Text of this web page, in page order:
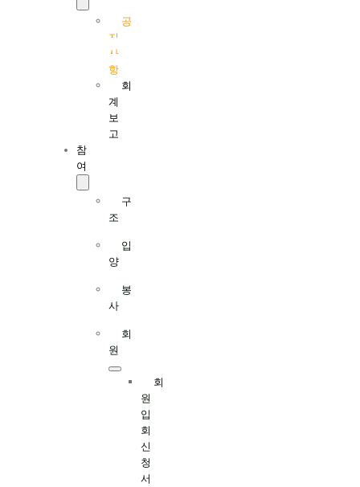
공
지
사
항
회
계
보
고
참
여
구
조
입
양
봉
사
회
원
회
원
입
회
신
청
서